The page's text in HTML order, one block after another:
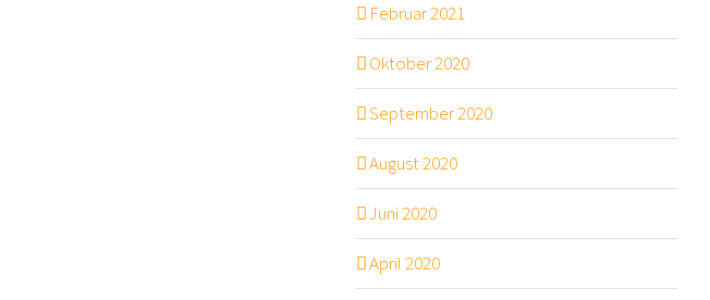
Februar 2021
Oktober 2020
September 2020
August 2020
Juni 2020
April 2020